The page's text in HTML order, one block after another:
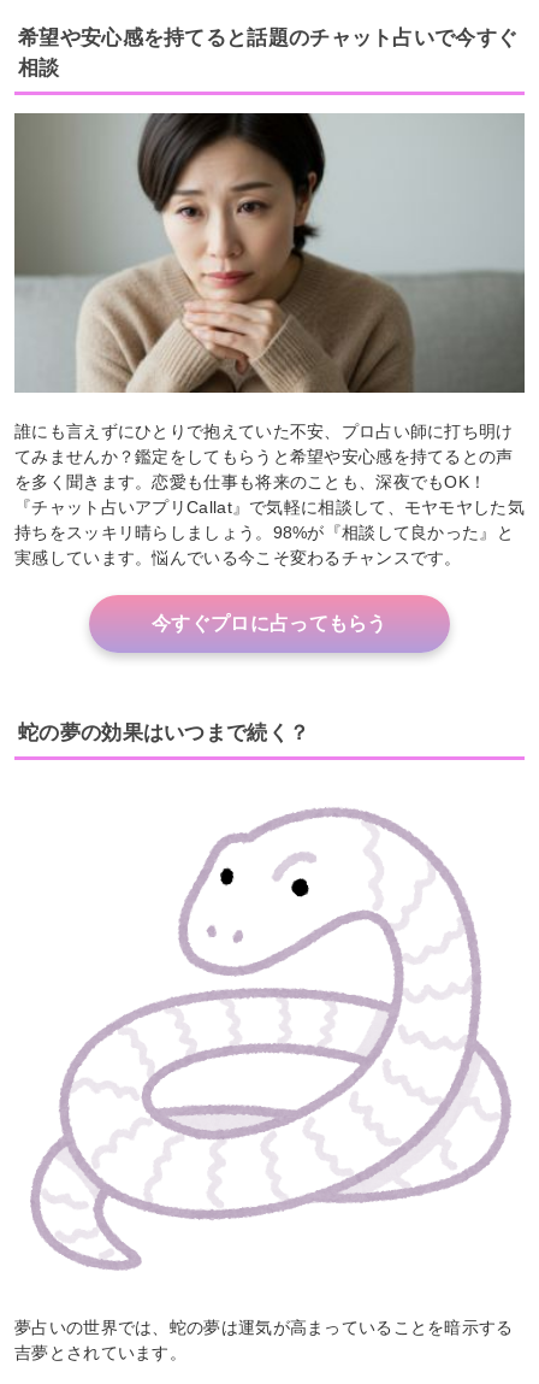
希望や安心感を持てると話題のチャット占いで今すぐ
相談
誰にも言えずにひとりで抱えていた不安、プロ占い師に打ち明け
てみませんか？鑑定をしてもらうと希望や安心感を持てるとの声
を多く聞きます。恋愛も仕事も将来のことも、深夜でもOK！
『チャット占いアプリCallat』で気軽に相談して、モヤモヤした気
持ちをスッキリ晴らしましょう。98%が『相談して良かった』と
実感しています。悩んでいる今こそ変わるチャンスです。
今すぐプロに占ってもらう
蛇の夢の効果はいつまで続く？
夢占いの世界では、蛇の夢は運気が高まっていることを暗示する
吉夢とされています。